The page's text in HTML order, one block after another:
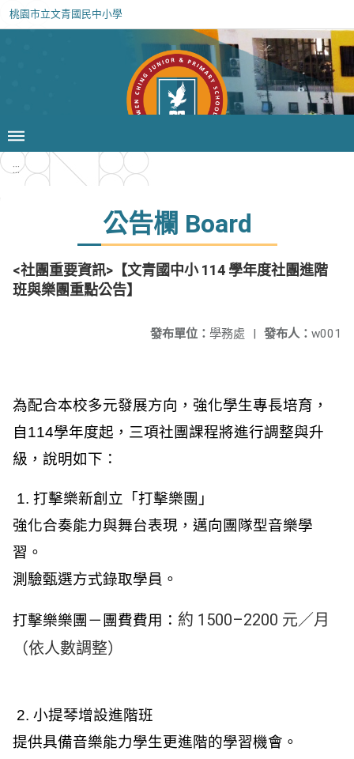
桃園市立文青國民中小學
:::
公告欄 Board
<社團重要資訊>【文青國中小 114 學年度社團進階
班與樂團重點公告】
發布人： w001
發布單位： 學務處 |
為配合本校多元發展方向，強化學生專長培育，
自114學年度起，三項社團課程將進行調整與升
級，說明如下：
1. 打擊樂新創立「打擊樂團」
強化合奏能力與舞台表現，邁向團隊型音樂學
習。
測驗甄選方式錄取學員。
打擊樂樂團－團費費用： 約 1500–2200 元／月
（依人數調整）
2. 小提琴增設進階班
提供具備音樂能力學生更進階的學習機會。